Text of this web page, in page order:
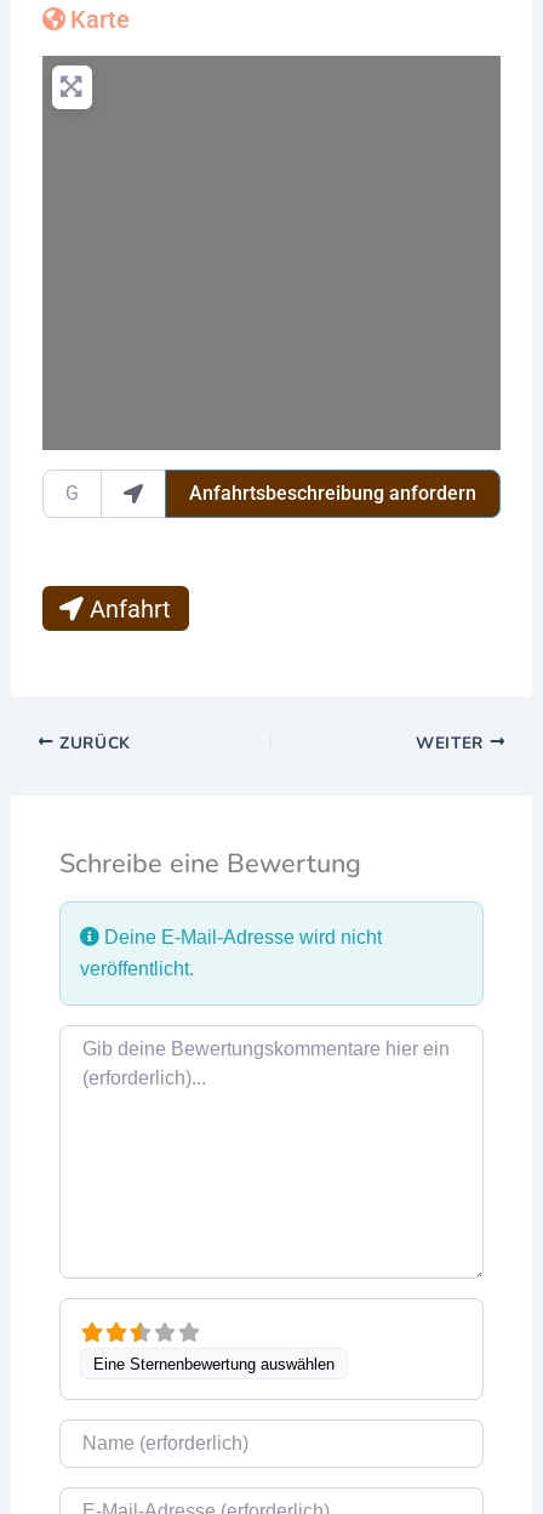
Karte
Gib deinen Standort ein.Anfahrtsbeschreibung anfordern
Anfahrt
ZURÜCK WEITER
Schreibe eine Bewertung
Deine E-Mail-Adresse wird nicht
veröffentlicht.
Rezensionstext
Eine Sternenbewertung auswählen
Name
E-Mail